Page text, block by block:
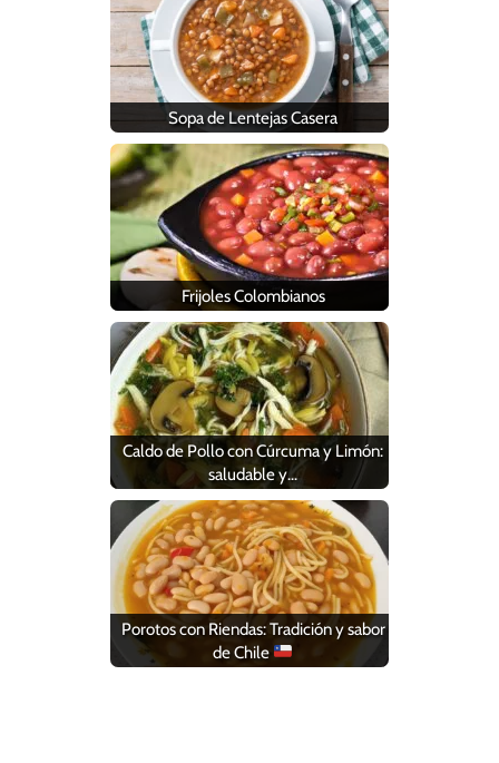
Sopa de Lentejas Casera
Frijoles Colombianos
Caldo de Pollo con Cúrcuma y Limón:
saludable y…
Porotos con Riendas: Tradición y sabor
de Chile